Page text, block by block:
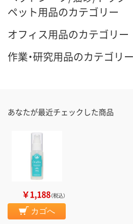
ペット用品のカテゴリー
オフィス用品のカテゴリー
作業・研究用品のカテゴリー
あなたが最近チェックした商品
￥1,188（税込）
カゴへ